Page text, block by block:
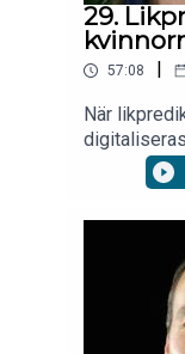
29.
57:08
När
kvinnor
många
mellan
docent